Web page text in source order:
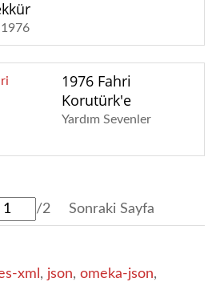
1976
1976 Fahri
Korutürk'e
Yardım Sevenler
/2
Sonraki Sayfa
xml , json, omeka-json,